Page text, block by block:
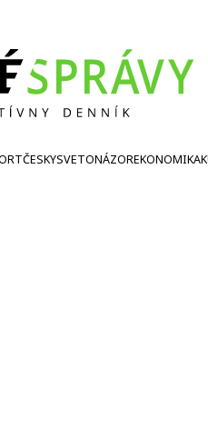
ČESKYSVETONÁZOREKONOMIKA